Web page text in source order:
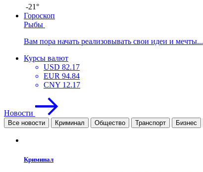
-21°
Гороскоп
Рыбы
Вам пора начать реализовывать свои идеи и мечты...
Курсы валют
USD 82.17
EUR 94.84
CNY 12.17
Новости
Все новости Криминал Общество Транспорт Бизнес
Криминал